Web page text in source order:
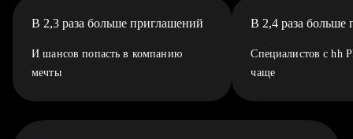
В 2,3 раза больше приглашений
И шансов попасть в компанию
мечты
В 2,4 раза больше
Специалистов с hh
чаще